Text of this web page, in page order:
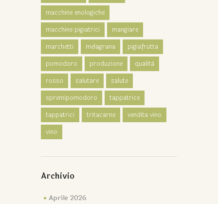
macchine enologiche
macchine pigiatrici
mangiare
marchetti
melagrana
pigiafrutta
pomodoro
produzione
qualità
rosso
salutare
salute
spremipomodoro
tappatrice
tappatrici
tritacarne
vendita vino
vino
Archivio
Aprile 2026